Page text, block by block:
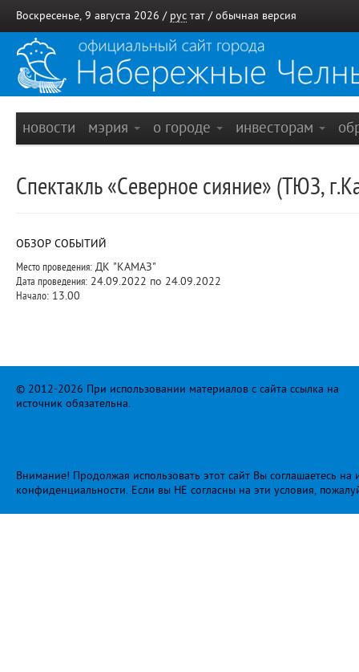
Воскресенье, 9 августа 2026 / рус тат / обычная версия
новости мэрия о городе инвесторам
Спектакль «Северное сияние» (ТЮЗ,
ОБЗОР СОБЫТИЙ
Место проведения: ДК "КАМАЗ"
Дата проведения: 24.09.2022 по 24.09.2022
Начало: 13.00
© 2012-2026 При использовании материалов с сайта ссылка на
источник обязательна.
Внимание! Продолжая использовать этот сайт Вы соглашаетесь
конфиденциальности. Если вы НЕ согласны на эти условия,